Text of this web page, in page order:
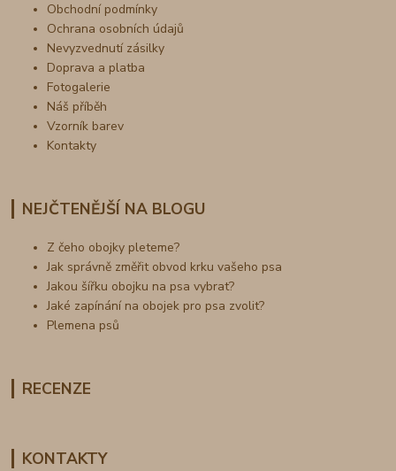
Obchodní podmínky
Ochrana osobních údajů
Nevyzvednutí zásilky
Doprava a platba
Fotogalerie
Náš příběh
Vzorník barev
Kontakty
NEJČTENĚJŠÍ NA BLOGU
Z čeho obojky pleteme?
Jak správně změřit obvod krku vašeho psa
Jakou šířku obojku na psa vybrat?
Jaké zapínání na obojek pro psa zvolit?
Plemena psů
RECENZE
KONTAKTY